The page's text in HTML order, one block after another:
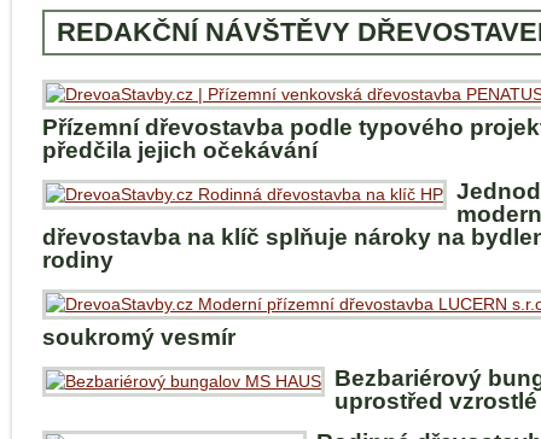
REDAKČNÍ NÁVŠTĚVY
Přízemní dřevostavba podle typového
předčila jejich očekávání
dřevostavba na klíč splňuje nároky na
rodiny
soukromý vesmír
Bezbariérový
uprostřed